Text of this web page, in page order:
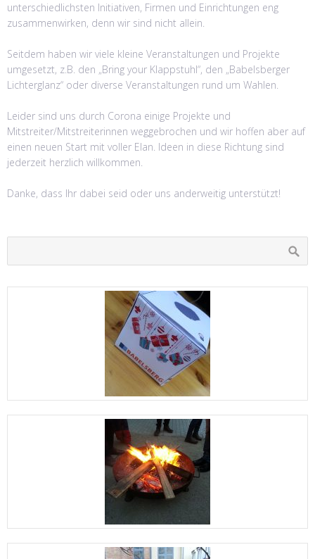
unterschiedlichsten Initiativen, Firmen und Einrichtungen eng
zusammenwirken, denn wir sind nicht allein.
Seitdem haben wir viele kleine Veranstaltungen und Projekte
umgesetzt, z.B. den „Bring your Klappstuhl“, den „Babelsberger
Lichterglanz“ oder diverse Veranstaltungen rund um Wahlen.
Leider sind uns durch Corona einige Projekte und
Mitstreiter/Mitstreiterinnen weggebrochen und wir hoffen aber auf
einen neuen Start mit voller Elan. Ideen in diese Richtung sind
jederzeit herzlich willkommen.
Danke, dass Ihr dabei seid oder uns anderweitig unterstützt!